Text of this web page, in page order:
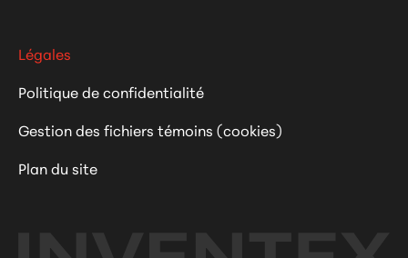
Légales
Politique de confidentialité
Gestion des fichiers témoins (cookies)
Plan du site